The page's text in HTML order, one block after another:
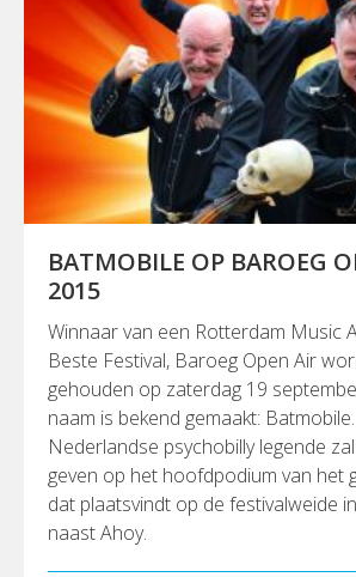
BATMOBILE OP BAROEG
2015
Winnaar van een Rotterdam Music
Beste Festival, Baroeg Open Air
gehouden op zaterdag 19
naam is bekend gemaakt:
Nederlandse psychobilly legende
geven op het hoofdpodium van het
dat plaatsvindt op de festivalweide
naast Ahoy.